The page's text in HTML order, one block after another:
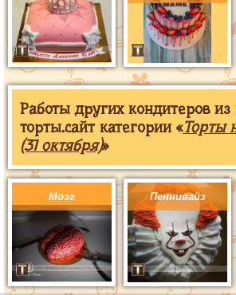
Работы других кондитеров из
торты.сайт категории «Торты
(31 октября)»
Мозг Пеннивайз